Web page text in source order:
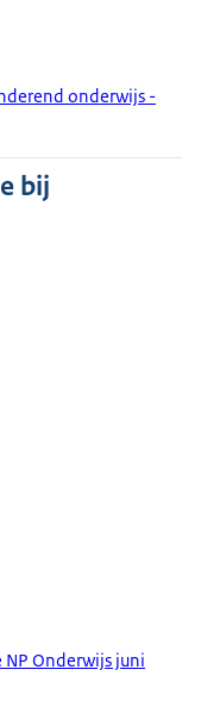
onderwijs -
bij
Onderwijs juni